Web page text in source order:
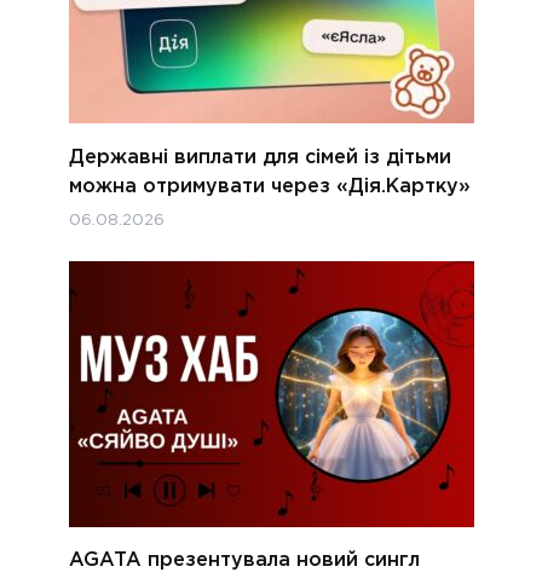
Державні виплати для сімей із дітьми
можна отримувати через «Дія.Картку»
06.08.2026
AGATA презентувала новий сингл